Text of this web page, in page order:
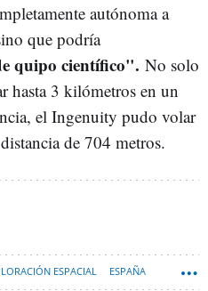
autónoma a
que podría
quipo científico". No solo
hasta 3 kilómetros en un
el Ingenuity pudo volar
de 704 metros.
ESPACIAL ESPAÑA